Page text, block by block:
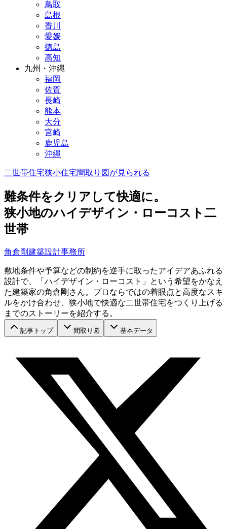
鳥取
島根
香川
愛媛
徳島
高知
九州・沖縄
福岡
佐賀
長崎
熊本
大分
宮崎
鹿児島
沖縄
二世帯住宅狭小住宅間取り図が見られる
難条件をクリアして快適に。
狭小地のハイデザイン・ローコスト二
世帯
角倉剛建築設計事務所
敷地条件や予算などの制約を逆手に取ったアイデアあふれる
設計で、「ハイデザイン・ローコスト」という希望をかなえ
た建築家の角倉剛さん。プロならではの着眼点と高度なスキ
ルをかけ合わせ、狭小地で快適な二世帯住宅をつくり上げる
までのストーリーを紹介する。
記事トップ 間取り図 基本データ